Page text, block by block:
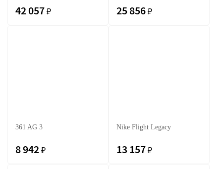
42 057 ₽ 25 856 ₽
361 AG 3
8 942 ₽
Nike Flight Legacy
13 157 ₽